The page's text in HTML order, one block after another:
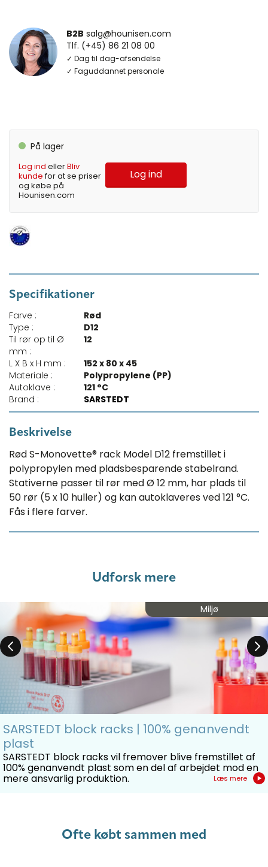
B2B salg@hounisen.com
Tlf. (+45) 86 21 08 00
✓ Dag til dag-afsendelse
✓ Faguddannet personale
På lager
Log ind ellerBliv
kundefor at se priser
og købe på
Hounisen.com
Log ind
Specifikationer
Farve :
Rød
Type :
D12
Til rør op til Ø
mm :
12
L X B x H mm :
152 x 80 x 45
Materiale :
Polypropylene (PP)
Autoklave :
121 °C
Brand :
SARSTEDT
Beskrivelse
Rød S-Monovette® rack Model D12 fremstillet i
polypropylen med pladsbesparende stabelrand.
Stativerne passer til rør med Ø 12 mm, har plads til
50 rør (5 x 10 huller) og kan autoklaveres ved 121 °C.
Fås i flere farver.
Udforsk mere
Miljø
SARSTEDT block racks | 100% genanvendt
plast
SARSTEDT block racks vil fremover blive fremstillet af
100% genanvendt plast som en del af arbejdet mod en
mere ansvarlig produktion. Læs mere
Ofte købt sammen med